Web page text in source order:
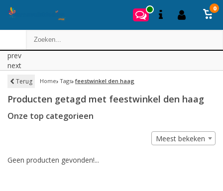
0
prev
next
Terug Home Tags feestwinkel den haag
Producten getagd met feestwinkel den haag
Onze top categorieen
Meest bekeken
Geen producten gevonden!...